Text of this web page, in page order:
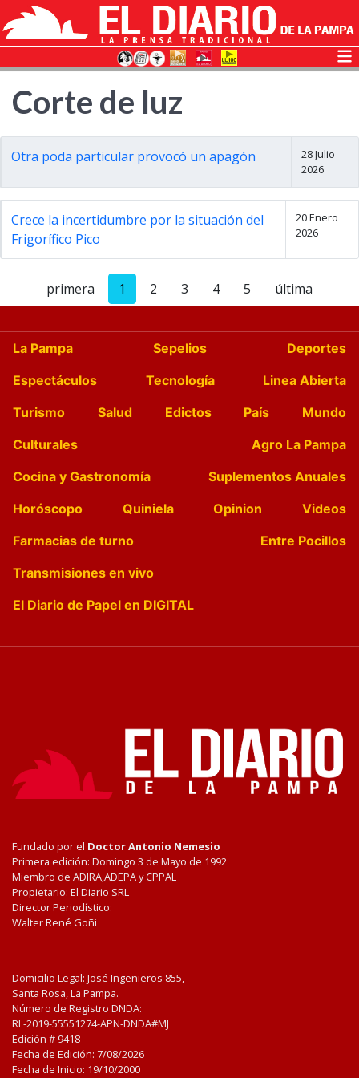
Corte de luz
Otra poda particular provocó un apagón
28 Julio
2026
Crece la incertidumbre por la situación del
Frigorífico Pico
20 Enero
2026
primera 1 2 3 4 5 última
La Pampa Sepelios
Deportes
Espectáculos
Tecnología
Linea Abierta
Turismo
Salud Edictos País
Mundo
Culturales
Agro La Pampa
Cocina y Gastronomía
Suplementos Anuales
Horóscopo
Quiniela Opinion
Videos
Farmacias de turno
Entre Pocillos
Transmisiones en vivo
El Diario de Papel en DIGITAL
Fundado por el Doctor Antonio Nemesio
Primera edición: Domingo 3 de Mayo de 1992
Miembro de ADIRA,ADEPA y CPPAL
Propietario: El Diario SRL
Director Periodístico:
Walter René Goñi
Domicilio Legal: José Ingenieros 855,
Santa Rosa, La Pampa.
Número de Registro DNDA:
RL-2019-55551274-APN-DNDA#MJ
Edición # 9418
Fecha de Edición: 7/08/2026
Fecha de Inicio: 19/10/2000